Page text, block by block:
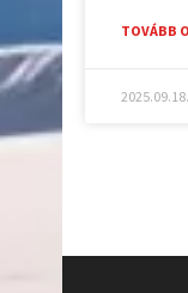
TOVÁBB
2025.09.18.